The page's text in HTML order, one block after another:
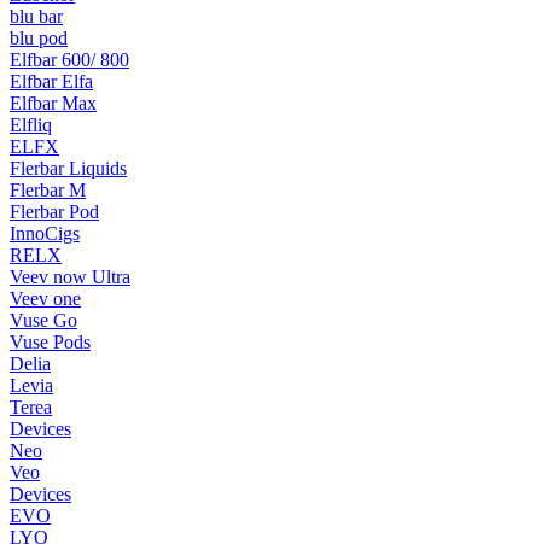
blu bar
blu pod
Elfbar 600/ 800
Elfbar Elfa
Elfbar Max
Elfliq
ELFX
Flerbar Liquids
Flerbar M
Flerbar Pod
InnoCigs
RELX
Veev now Ultra
Veev one
Vuse Go
Vuse Pods
Delia
Levia
Terea
Devices
Neo
Veo
Devices
EVO
LYO